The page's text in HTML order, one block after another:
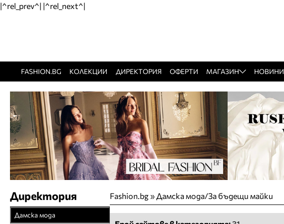
|^rel_prev^| |^rel_next^|
FASHION.BG КОЛЕКЦИИ ДИРЕКТОРИЯ ОФЕРТИ МАГАЗИН НОВИНИ
Fashion.bg»Дамска мода/За бъдещи майки
Директория
Дамска мода